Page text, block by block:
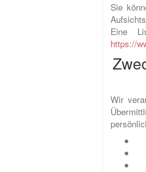
Sie
Eine
https://
Wir